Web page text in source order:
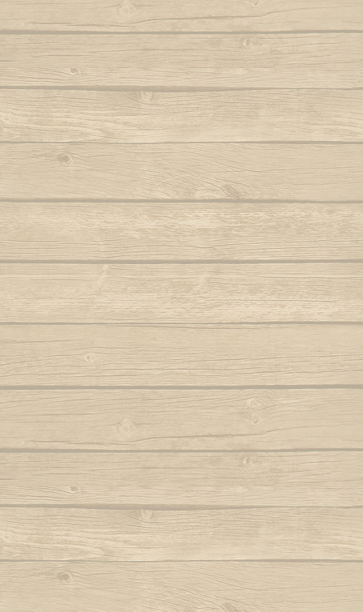
Autor : Formado Cigano
Capoeira de Angola
Autor : Mestre Charm
Capoeira de verdade
Autor : Professor Fanho (Capoeira Brasil)
Capoeira é Beleza
Autor : Mestre Matias
Capoeirando
Autor : Mestre Espirrinho
Catarina, meu amor
Autor : Mestre Mão Branca
Cor de misterio
Autor : Mestre Mão Branca (Capoeira
Gerais)
Cordão de ouro é Besouro Manganga
Autor : Mestre Mão Branca
Dendê
Dende mare
Dona Maria como vai você
E caminhador
Autor : Mestre Ramos (Senzala)
E da nossa cor
E e e Viola
Autor : Mestre Kim
Quando meu
Que
Quem
Autor :
Quem
Autor :
Rainha do
Autor :
Samba
Saudade
Autor : Boa
Autor : Mestre
Se
Mestre